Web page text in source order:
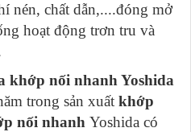
nén, chất dẫn,....đóng mở
hoạt động trơn tru và
khớp nối nhanh Yoshida
trong sản xuất khớp
nối nhanh Yoshida có